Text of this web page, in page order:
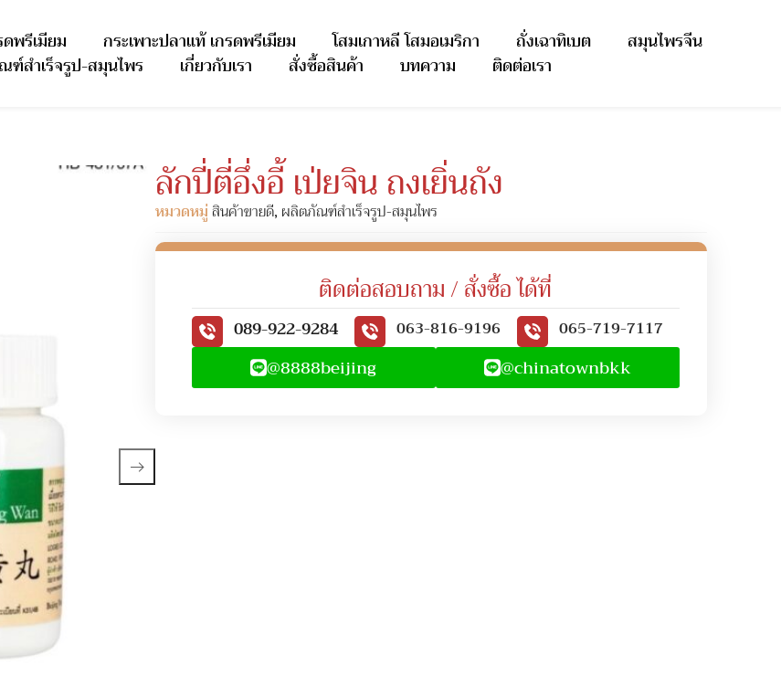
พรีเมียม กระเพาะปลาแท้ เกรดพรีเมียม โสมเกาหลี โสมอเมริกา ถั่งเฉาทิเบต
สมุนไพรจีน
สำเร็จรูป-สมุนไพร
เกี่ยวกับเรา สั่งซื้อสินค้า บทความ ติดต่อเรา
ลักปี่ตี่อึ่งอี้ เป่ยจิน ถงเยิ่นถัง
หมวดหมู่สินค้าขายดี, ผลิตภัณฑ์สำเร็จรูป-สมุนไพร
ติดต่อสอบถาม / สั่งซื้อ ได้ที่
089-922-9284 063-816-9196 065-719-7117
@8888beijing @chinatownbkk